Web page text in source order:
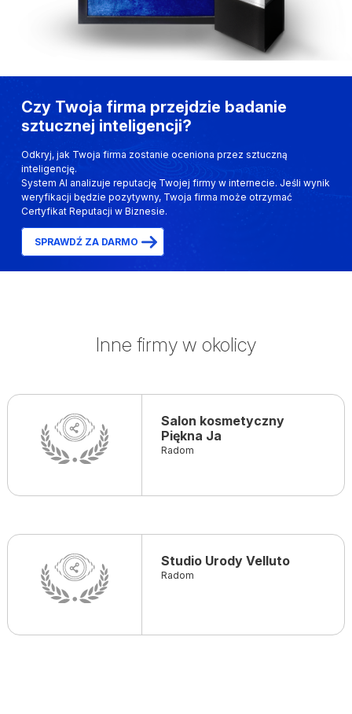
Czy Twoja firma przejdzie badanie
sztucznej inteligencji?
Odkryj, jak Twoja firma zostanie oceniona przez sztuczną
inteligencję.
System AI analizuje reputację Twojej firmy w internecie. Jeśli wynik
weryfikacji będzie pozytywny, Twoja firma może otrzymać
Certyfikat Reputacji w Biznesie.
SPRAWDŹ ZA DARMO
Inne firmy w okolicy
Salon kosmetyczny
Piękna Ja
Radom
Studio Urody Velluto
Radom